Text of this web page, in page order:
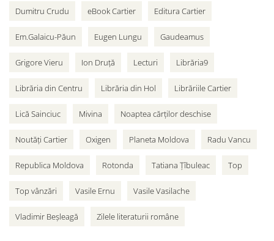
Dumitru Crudu eBook Cartier Editura Cartier
Em.Galaicu-Păun Eugen Lungu Gaudeamus
Grigore Vieru Ion Druță Lecturi Librăria9
Librăria din Centru Librăria din Hol Librăriile Cartier
Lică Sainciuc Mivina Noaptea cărților deschise
Noutăți Cartier Oxigen Planeta Moldova Radu Vancu
Republica Moldova Rotonda Tatiana Țîbuleac Top
Top vânzări Vasile Ernu Vasile Vasilache
Vladimir Beșleagă Zilele literaturii române